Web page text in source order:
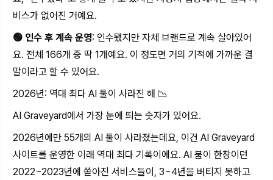
비스가 없어진 거예요.
🟢 인수 후 계속 운영: 인수됐지만 자체 브랜드로 계속 살아있어
요. 전체 166개 중 딱 1개예요. 이 정도면 거의 기적에 가까운 결
말이라고 할 수 있어요.
2026년: 역대 최다 AI 툴이 사라진 해 📉
AI Graveyard에서 가장 눈에 띄는 숫자가 있어요.
2026년에만 55개의 AI 툴이 사라졌는데요, 이건 AI Graveyard
사이트를 운영한 이래 역대 최다 기록이에요. AI 붐이 한창이던
2022~2023년에 쏟아진 서비스들이, 3~4년을 버티지 못하고